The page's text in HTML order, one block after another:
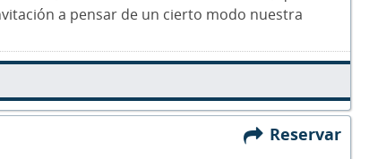
a pensar de un cierto modo nuestra
Reservar